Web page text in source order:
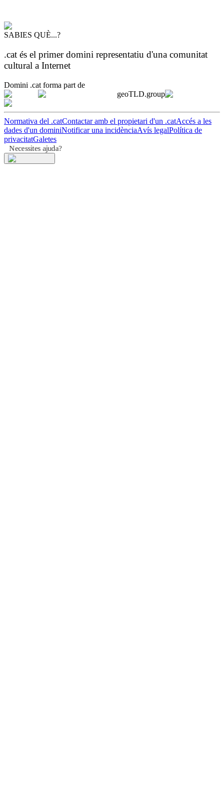
SABIES QUÈ...?
.cat és el primer domini representatiu d'una comunitat
cultural a Internet
Domini .cat forma part de
geoTLD.group
Normativa del .catContactar amb el propietari d'un .catAccés a les
dades d'un dominiNotificar una incidènciaAvís legalPolítica de
privacitatGaletes
Necessites ajuda?